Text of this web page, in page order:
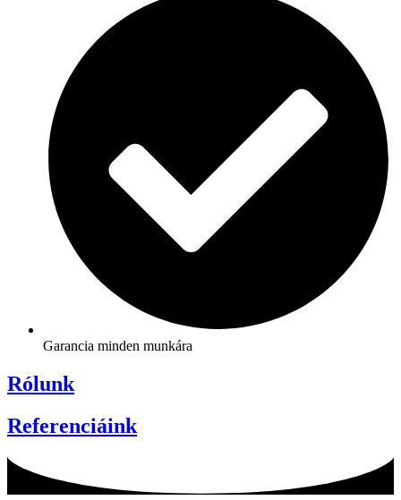
Garancia minden munkára
Rólunk
Referenciáink